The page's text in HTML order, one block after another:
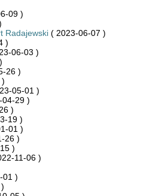
09 )
Radajewski ( 2023-06-07 )
)
06-03 )
26 )
05-01 )
04-29 )
)
19 )
01 )
26 )
)
11-06 )
01 )